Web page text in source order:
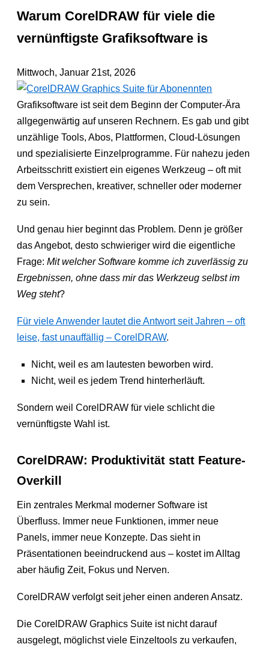
Warum CorelDRAW für viele die
vernünftigste Grafiksoftware is
Mittwoch, Januar 21st, 2026
Grafiksoftware ist seit dem Beginn der Computer-Ära
allgegenwärtig auf unseren Rechnern. Es gab und gibt
unzählige Tools, Abos, Plattformen, Cloud-Lösungen
und spezialisierte Einzelprogramme. Für nahezu jeden
Arbeitsschritt existiert ein eigenes Werkzeug – oft mit
dem Versprechen, kreativer, schneller oder moderner
zu sein.
Und genau hier beginnt das Problem. Denn je größer
das Angebot, desto schwieriger wird die eigentliche
Frage:Mit welcher Software komme ich zuverlässig zu
Ergebnissen, ohne dass mir das Werkzeug selbst im
Weg steht?
Für viele Anwender lautet die Antwort seit Jahren – oft
leise, fast unauffällig – CorelDRAW.
Nicht, weil es am lautesten beworben wird.
Nicht, weil es jedem Trend hinterherläuft.
Sondern weil CorelDRAW für viele schlicht die
vernünftigste Wahl ist.
CorelDRAW: Produktivität statt Feature-
Overkill
Ein zentrales Merkmal moderner Software ist
Überfluss. Immer neue Funktionen, immer neue
Panels, immer neue Konzepte. Das sieht in
Präsentationen beeindruckend aus – kostet im Alltag
aber häufig Zeit, Fokus und Nerven.
CorelDRAW verfolgt seit jeher einen anderen Ansatz.
Die CorelDRAW Graphics Suite ist nicht darauf
ausgelegt, möglichst viele Einzeltools zu verkaufen,